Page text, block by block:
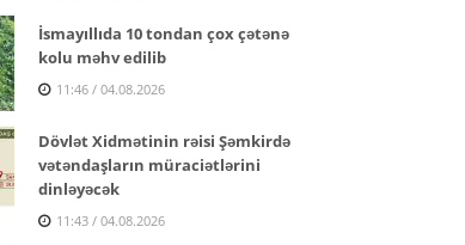
İsmayıllıda 10 tondan çox çətənə
kolu məhv edilib
11:46 / 04.08.2026
Dövlət Xidmətinin rəisi Şəmkirdə
vətəndaşların müraciətlərini
dinləyəcək
11:43 / 04.08.2026